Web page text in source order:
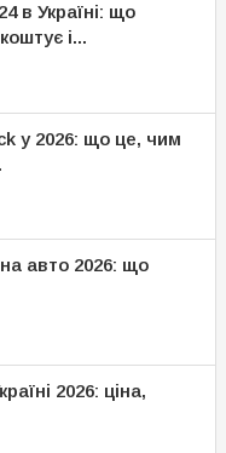
в Україні: що
і...
у 2026: що це, чим
авто 2026: що
2026: ціна,